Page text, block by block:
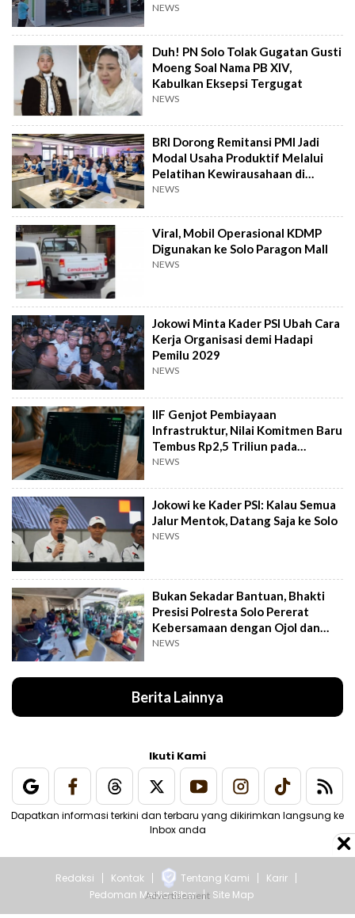
Perang
NEWS
Duh! PN Solo Tolak Gugatan Gusti
Moeng Soal Nama PB XIV,
Kabulkan Eksepsi Tergugat
NEWS
BRI Dorong Remitansi PMI Jadi
Modal Usaha Produktif Melalui
Pelatihan Kewirausahaan di
Taiwan
NEWS
Viral, Mobil Operasional KDMP
Digunakan ke Solo Paragon Mall
NEWS
Jokowi Minta Kader PSI Ubah Cara
Kerja Organisasi demi Hadapi
Pemilu 2029
NEWS
IIF Genjot Pembiayaan
Infrastruktur, Nilai Komitmen Baru
Tembus Rp2,5 Triliun pada
Semester I 2026
NEWS
Jokowi ke Kader PSI: Kalau Semua
Jalur Mentok, Datang Saja ke Solo
NEWS
Bukan Sekadar Bantuan, Bhakti
Presisi Polresta Solo Pererat
Kebersamaan dengan Ojol dan
Supeltas
NEWS
Berita Lainnya
Ikuti Kami
Dapatkan informasi terkini dan terbaru yang dikirimkan langsung ke
Inbox anda
Redaksi Kontak Tentang Kami
Karir
Pedoman Media Siber
Site Map